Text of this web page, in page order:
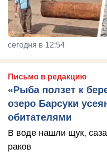
сегодня в 12:54
Письмо в редакцию
«Рыба ползет к
озеро Барсуки
обитателями
В воде нашли щук,
раков